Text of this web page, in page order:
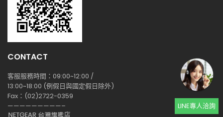
CONTACT
客服服務時間：09:00~12:00 /
13:00~18:00 (例假日與國定假日除外)
Fax：(02)2722-0359
—————————–
LINE專人洽詢